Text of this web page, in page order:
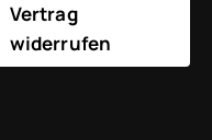
Vertrag
widerrufen